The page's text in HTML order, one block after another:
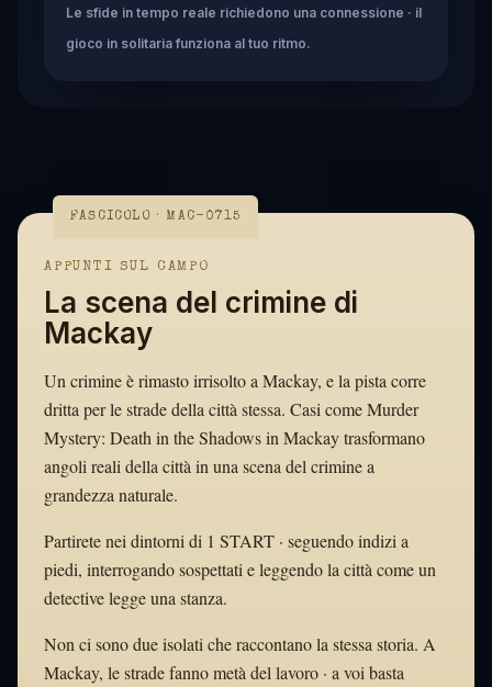
Le sfide in tempo reale richiedono una connessione · il
gioco in solitaria funziona al tuo ritmo.
FASCICOLO · MAC-0715
APPUNTI SUL CAMPO
La scena del crimine di
Mackay
Un crimine è rimasto irrisolto a Mackay, e la pista corre
dritta per le strade della città stessa. Casi come Murder
Mystery: Death in the Shadows in Mackay trasformano
angoli reali della città in una scena del crimine a
grandezza naturale.
Partirete nei dintorni di 1 START · seguendo indizi a
piedi, interrogando sospettati e leggendo la città come un
detective legge una stanza.
Non ci sono due isolati che raccontano la stessa storia. A
Mackay, le strade fanno metà del lavoro · a voi basta